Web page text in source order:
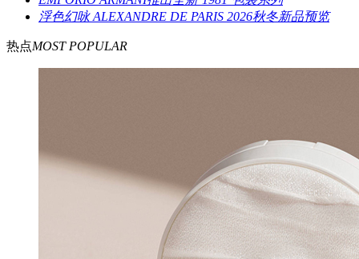
浮色幻咏 ALEXANDRE DE PARIS 2026秋冬新品预览
热点MOST POPULAR